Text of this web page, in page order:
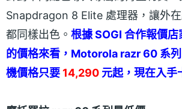
Snapdragon 8 Elite 處理器，讓外
都同樣出色。 根據 SOGI 合作報價
的價格來看，Motorola razr 60 系
機價格只要 14,290 元起，現在入手